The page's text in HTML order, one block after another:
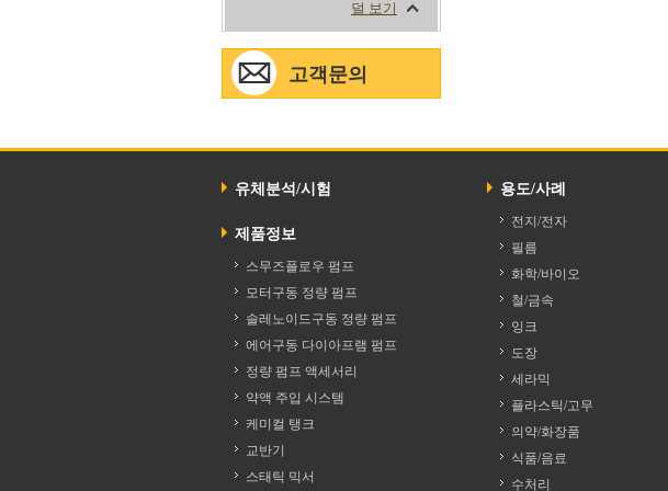
고객문의
유체분석/시험
제품정보
스무즈플로우 펌프
모터구동 정량 펌프
솔레노이드구동 정량 펌프
에어구동 다이아프램 펌프
정량 펌프 액세서리
약액 주입 시스템
케미컬 탱크
교반기
스태틱 믹서
용도/사례
전지/전자
필름
화학/바이오
철/금속
잉크
도장
세라믹
플라스틱/고무
의약/화장품
식품/음료
수처리